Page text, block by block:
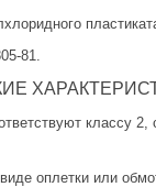
81.
классу
оплетки или